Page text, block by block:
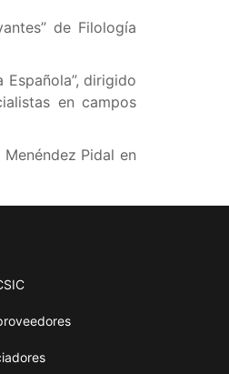
de Filología
dirigido
en campos
Pidal en